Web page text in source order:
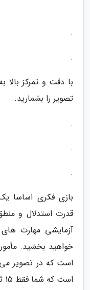
.
.
.
با دقت و تمرکز بالا
تصویر را بشمارید.
.
.
.
بازی فکری اساسا
قدرت استدلال و
آزمایشی مهارت
خواهید بخشید.
است که در تصویر
است که شما فقط 15 ثانیه فرصت دارید.